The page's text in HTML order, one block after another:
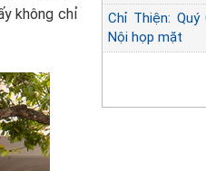
không chỉ
Chỉ Thiện:
Nội họp mặt